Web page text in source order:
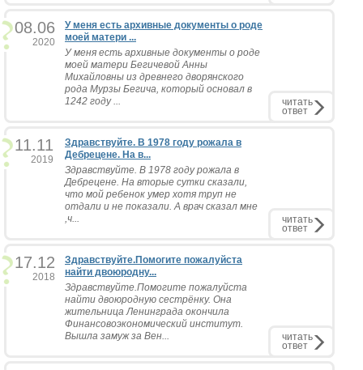
08.06
2020
У меня есть архивные документы о роде
моей матери ...
У меня есть архивные документы о роде
моей матери Бегичевой Анны
Михайловны из древнего дворянского
рода Мурзы Бегича, который основал в
1242 году ...
читать
ответ
11.11
2019
Здравствуйте. В 1978 году рожала в
Дебрецене. На в...
Здравствуйте. В 1978 году рожала в
Дебрецене. На вторые сутки сказали,
что мой ребенок умер хотя труп не
отдали и не показали. А врач сказал мне
,ч...
читать
ответ
17.12
2018
Здравствуйте.Помогите пожалуйста
найти двоюродну...
Здравствуйте.Помогите пожалуйста
найти двоюродную сестрёнку. Она
жительница Ленинграда окончила
Финансовоэкономический институт.
Вышла замуж за Вен...
читать
ответ